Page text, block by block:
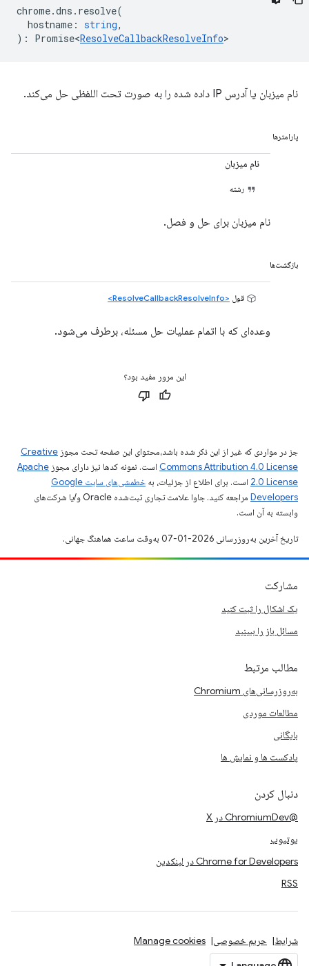
chrome.dns . resolve(
hostname : string,
) : Promise<ResolveCallbackResolveInfo>
نام میزبان یا آدرس IP داده شده را به صورت تحت اللفظی حل می‌کند.
پارامترها
نام میزبان
رشته
نام میزبان برای حل و فصل.
بازگشت‌ها
قول <ResolveCallbackResolveInfo>
وعده‌ای که با اتمام عملیات حل مسئله، برطرف می‌شود.
این مرور مفید بود؟
جز در مواردی که غیر از این ذکر شده باشد،‌محتوای این صفحه تحت مجوز Creative
Commons Attribution 4.0 License است. نمونه کدها نیز دارای مجوز Apache
2.0 License است. برای اطلاع از جزئیات، به
خطمشی‌های سایت Google
Developers‏
مراجعه کنید. جاوا علامت تجاری ثبت‌شده Oracle و/یا شرکت‌های
وابسته به آن است.
تاریخ آخرین به‌روزرسانی 2026-01-07 به‌وقت ساعت هماهنگ جهانی.
مشارکت
یک اشکال را ثبت کنید
مسائل باز را ببینید
مطالب مرتبط
به‌روزرسانی‌های Chromium
مطالعات موردی
بایگانی
پادکست ها و نمایش ها
دنبال کردن
@ChromiumDev در X
یوتیوب
Chrome for Developers در لینکدین
RSS
شرایط حریم خصوصی Manage cookies